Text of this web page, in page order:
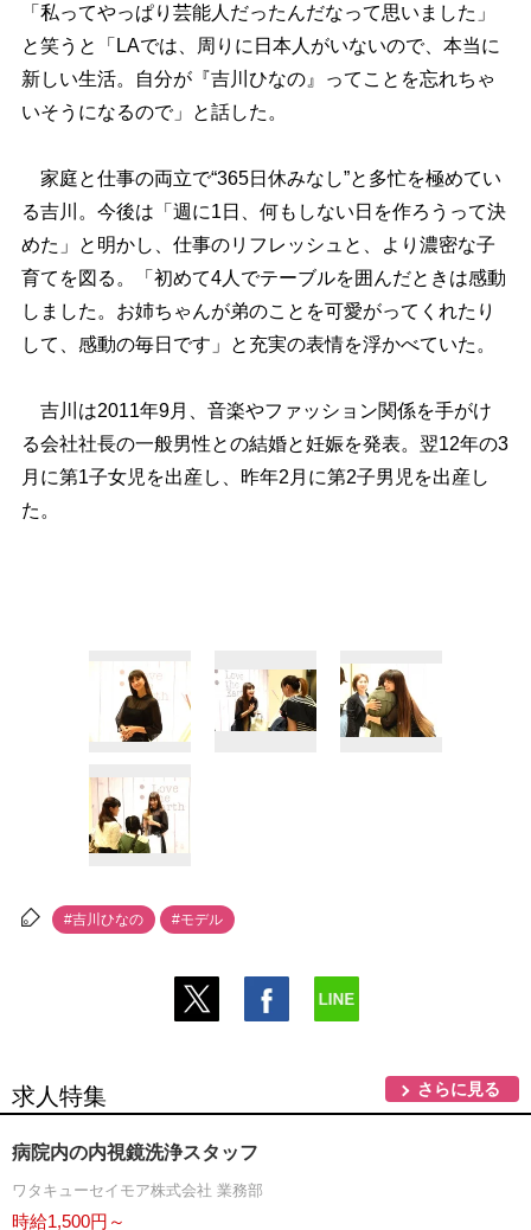
「私ってやっぱり芸能人だったんだなって思いました」
と笑うと「LAでは、周りに日本人がいないので、本当に
新しい生活。自分が『吉川ひなの』ってことを忘れちゃ
いそうになるので」と話した。
家庭と仕事の両立で“365日休みなし”と多忙を極めてい
る吉川。今後は「週に1日、何もしない日を作ろうって決
めた」と明かし、仕事のリフレッシュと、より濃密な子
育てを図る。「初めて4人でテーブルを囲んだときは感動
しました。お姉ちゃんが弟のことを可愛がってくれたり
して、感動の毎日です」と充実の表情を浮かべていた。
吉川は2011年9月、音楽やファッション関係を手がけ
る会社社長の一般男性との結婚と妊娠を発表。翌12年の3
月に第1子女児を出産し、昨年2月に第2子男児を出産し
た。
#吉川ひなの #モデル
求人特集 さらに見る
病院内の内視鏡洗浄スタッフ
ワタキューセイモア株式会社 業務部
時給1,500円～